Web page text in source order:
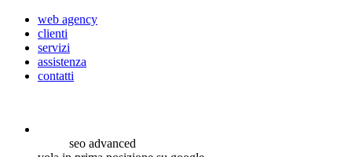
web agency
clienti
servizi
assistenza
contatti
seo advanced